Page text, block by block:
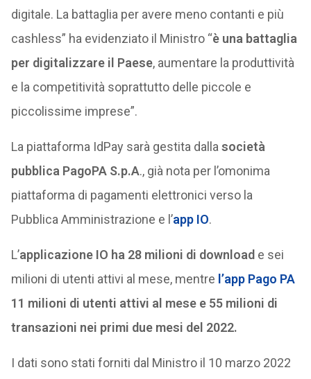
digitale. La battaglia per avere meno contanti e più
cashless” ha evidenziato il Ministro “è una battaglia
per digitalizzare il Paese, aumentare la produttività
e la competitività soprattutto delle piccole e
piccolissime imprese”.
La piattaforma IdPay sarà gestita dalla società
pubblica PagoPA S.p.A., già nota per l’omonima
piattaforma di pagamenti elettronici verso la
Pubblica Amministrazione e l’app IO.
L’applicazione IO ha 28 milioni di download e sei
milioni di utenti attivi al mese, mentre l’app Pago PA
11 milioni di utenti attivi al mese e 55 milioni di
transazioni nei primi due mesi del 2022.
I dati sono stati forniti dal Ministro il 10 marzo 2022